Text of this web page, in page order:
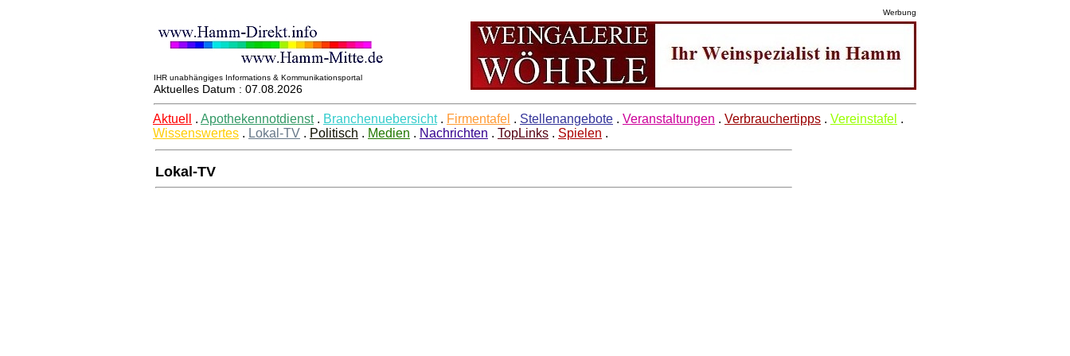
Werbung
IHR unabhängiges Informations & Kommunikationsportal
Aktuelles Datum : 07.08.2026
Aktuell . Apothekennotdienst. Branchenuebersicht. Firmentafel . Stellenangebote . Veranstaltungen . Verbrauchertipps . Vereinstafel .
Wissenswertes . Lokal-TV . Politisch . Medien . Nachrichten . TopLinks . Spielen .
Lokal-TV